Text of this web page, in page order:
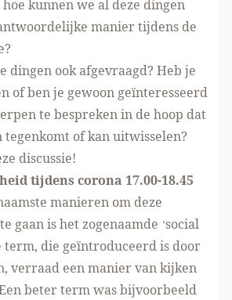
kunnen we al deze dingen
manier tijdens de
dingen ook afgevraagd? Heb je
of ben je gewoon geïnteresseerd
te bespreken in de hoop dat
of kan uitwisselen?
discussie!
tijdens corona 17.00-18.45
manieren om deze
gaan is het zogenaamde ‘social
term, die geïntroduceerd is door
verraad een manier van kijken
beter term was bijvoorbeeld